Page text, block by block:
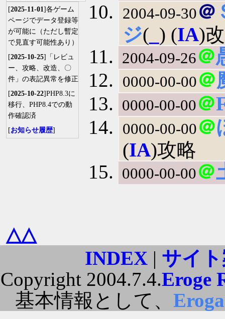
[2025-11-01]各ゲーム
ページでデータ登録等
が可能に（ただし暫定
で見直す可能性あり）
[2025-10-25]「レビュ
ー、攻略、改造、〇
件」の表記異常を修正
[2025-10-22]PHP8.3に
移行、PHP8.4での動
作確認済
[お知らせ履歴]
2004-09-30＠
ジ( ) (IA)
2004-09-26＠
0000-00-00＠
0000-00-00＠
0000-00-00＠
(IA)攻略
0000-00-00＠
△△
INDEX| サイ
Copyright 2004.7.4.Eroge
基本情報として、